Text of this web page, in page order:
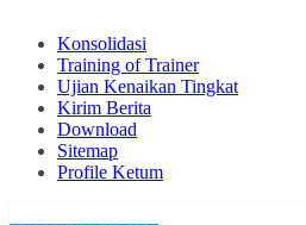
Konsolidasi
Training of Trainer
Ujian Kenaikan Tingkat
Kirim Berita
Download
Sitemap
Profile Ketum